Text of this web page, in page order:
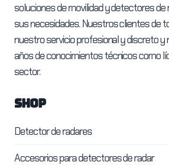
soluciones de movilidad y detectores
sus necesidades. Nuestros clientes de
nuestro servicio profesional y discreto
años de conocimientos técnicos como
sector.
SHOP
Detector de radares
Accesorios para detectores de radar